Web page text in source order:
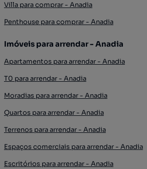
Villa para comprar - Anadia
Penthouse para comprar - Anadia
Imóveis para arrendar - Anadia
Apartamentos para arrendar - Anadia
T0 para arrendar - Anadia
Moradias para arrendar - Anadia
Quartos para arrendar - Anadia
Terrenos para arrendar - Anadia
Espaços comerciais para arrendar - Anadia
Escritórios para arrendar - Anadia